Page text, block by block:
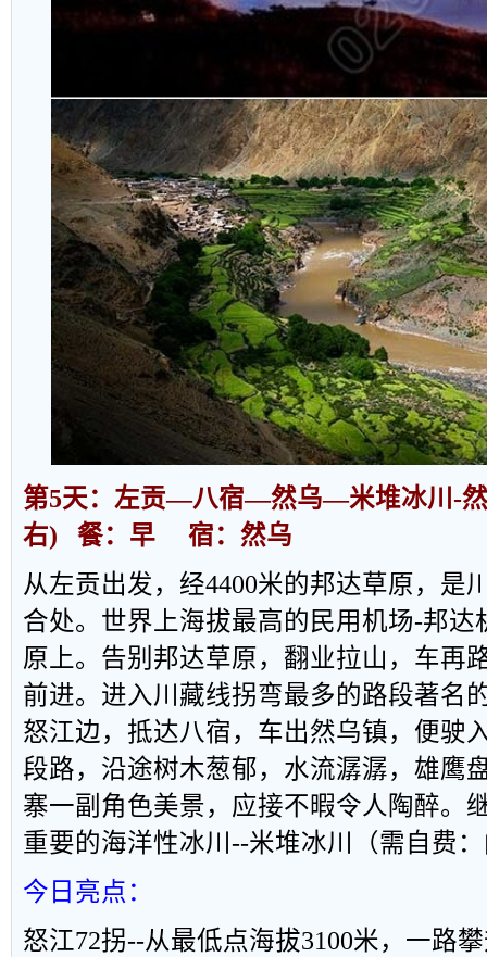
第5天：左贡—八宿—然乌—米堆冰川 -
右) 餐：早
宿：然乌
从左贡出发，经4400米的邦达草原，是
合处。世界上海拔最高的民用机场-邦达
原上。告别邦达草原，翻业拉山，车再
前进。进入川藏线拐弯最多的路段著名
怒江边，抵达八宿，车出然乌镇，便驶
段路，沿途树木葱郁，水流潺潺，雄鹰
寨一副角色美景，应接不暇令人陶醉。
重要的海洋性冰川 --米堆冰川（需自费
今日亮点：
怒江72拐--从最低点海拔3100米，一路